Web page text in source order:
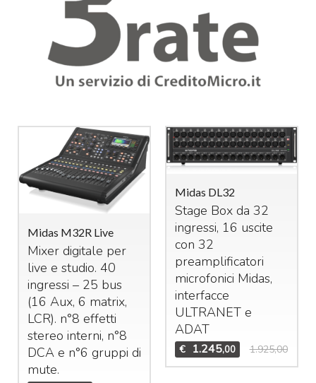
Midas M32R Live
Mixer digitale per
live e studio. 40
ingressi – 25 bus
(16 Aux, 6 matrix,
LCR). n°8 effetti
stereo interni, n°8
DCAe n°6 gruppi di
mute.
Midas DL32
Stage Box da 32
ingressi, 16 uscite
con 32
preamplificatori
microfonici Midas,
interfacce
ULTRANETe
ADAT
€ 1.245,00 1.925,00